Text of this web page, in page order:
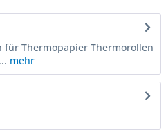
Thermopapier Thermorollen
mehr